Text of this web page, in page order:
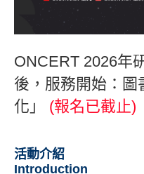
ONCERT 2026年
後，服務開始：圖
化」 (報名已截止)
活動介紹
Introduction